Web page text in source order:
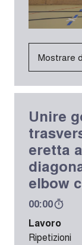
Mostrare
Unire
eretta
elbow
00:00
Lavoro
Ripetizioni